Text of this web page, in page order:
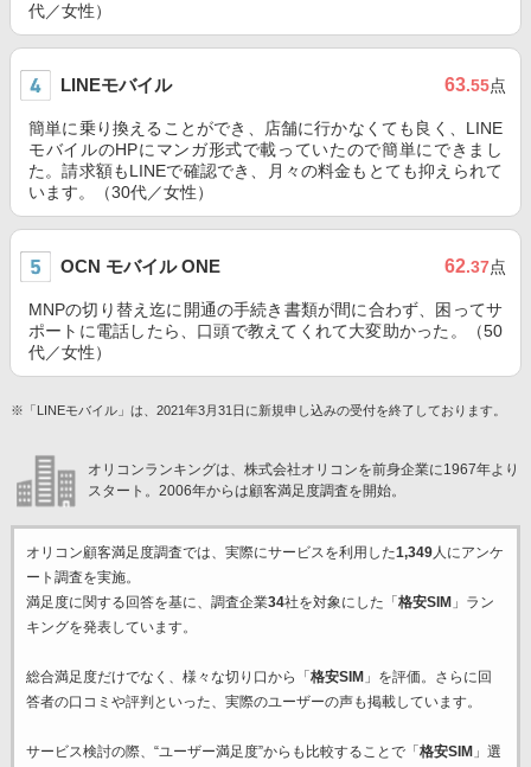
代／女性）
LINEモバイル 63.55点
簡単に乗り換えることができ、店舗に行かなくても良く、LINE
モバイルのHPにマンガ形式で載っていたので簡単にできまし
た。請求額もLINEで確認でき、月々の料金もとても抑えられて
います。（30代／女性）
OCN モバイル ONE 62.37点
MNPの切り替え迄に開通の手続き書類が間に合わず、困ってサ
ポートに電話したら、口頭で教えてくれて大変助かった。（50
代／女性）
※「LINEモバイル」は、2021年3月31日に新規申し込みの受付を終了しております。
オリコンランキングは、株式会社オリコンを前身企業に1967年より
スタート。2006年からは顧客満足度調査を開始。
オリコン顧客満足度調査では、実際にサービスを利用した1,349人にアンケ
ート調査を実施。
満足度に関する回答を基に、調査企業34社を対象にした「 格安SIM 」ラン
キングを発表しています。
総合満足度だけでなく、様々な切り口から「 格安SIM 」を評価。さらに回
答者の口コミや評判といった、実際のユーザーの声も掲載しています。
サービス検討の際、“ユーザー満足度”からも比較することで「 格安SIM 」選